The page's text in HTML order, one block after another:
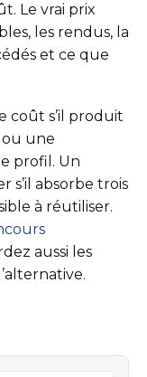
Le vrai prix
les rendus, la
et ce que
coût s’il produit
ou une
profil. Un
absorbe trois
à réutiliser.
aussi les